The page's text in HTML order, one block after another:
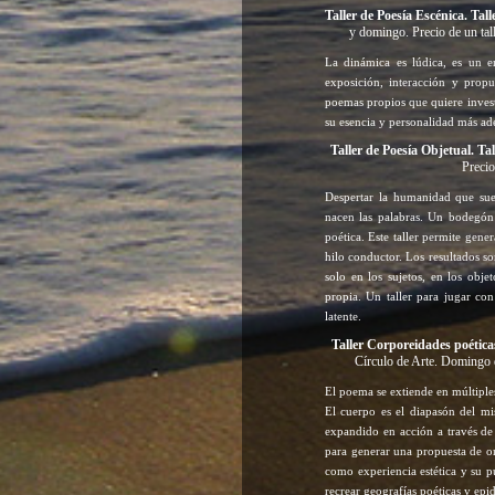
Taller de Poesía Escénica.
y domingo. Precio de un
La dinámica es lúdica, es un
exposición, interacción y
poemas propios que quiere
su esencia y personalidad más
Taller de Poesía Objetual.
Despertar la humanidad que
nacen las palabras. Un
poética. Este taller permite
hilo conductor. Los resultados
solo en los sujetos, en los
propia. Un taller para jugar
latente.
Taller Corporeidades
Círculo de Arte. Domingo
El poema se extiende en
El cuerpo es el diapasón del
expandido en acción a través
para generar una propuesta de
como experiencia estética y su
recrear geografías poéticas y